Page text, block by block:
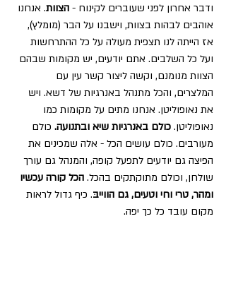
ודבר אחרון לפני שעוברים לקינוח - הצוות. אנחנו
אוהבים לבהות בצוות, וישבנו על הבר (מומלץ),
אז הייתה לנו תצפית מעולה על כל ההתרחשות
ועל כל השלבים. אתם יודעים, יש מקומות שבהם
הצוות מנומנם, וקשה ליצור קשר עין עם
המלצרים, והכל מתנהל באנרגיות של דשא. ויש
את נאופוליטן. אנחנו מתים על מקומות כמו
נאופוליטן. כולם באנרגיות שיא ובתנועה. כולם
מעורבים. כולם עושים הכל - אלה שמכינים את
הפיצה גם יודעים לתפעל קופה, והמנהל גם עורך
שולחן, וכולם מתוקתקים בהכל. הכל קורה עכשיו
ומהר, טרי וחי וטעים, גם הווייבּ. כיף גדול לראות
מקום עובד כל כך יפה.